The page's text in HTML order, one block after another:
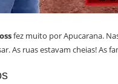
fez muito por Apucarana.
As ruas estavam cheias! As